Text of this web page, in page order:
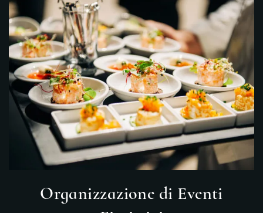
Organizzazione di Eventi